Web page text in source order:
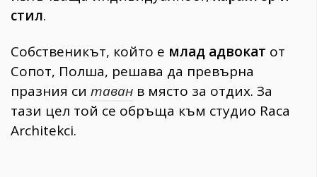
382
Wellness
1817
ПОСЛЕДВАЙТЕ
НИ
стил.
Собственикът, който е млад адвокат от
Сопот, Полша, решава да превърна
празния си таван в място за отдих. За
тази цел той се обръща към студио Raca
Architekci.